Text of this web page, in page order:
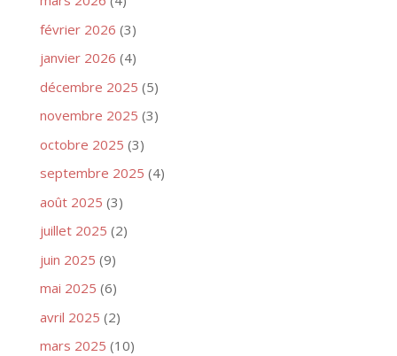
février 2026 (3)
janvier 2026 (4)
décembre 2025 (5)
novembre 2025 (3)
octobre 2025 (3)
septembre 2025 (4)
août 2025 (3)
juillet 2025 (2)
juin 2025 (9)
mai 2025 (6)
avril 2025 (2)
mars 2025 (10)